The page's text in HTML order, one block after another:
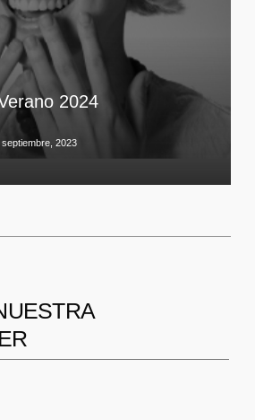
2024
septiembre, 2023